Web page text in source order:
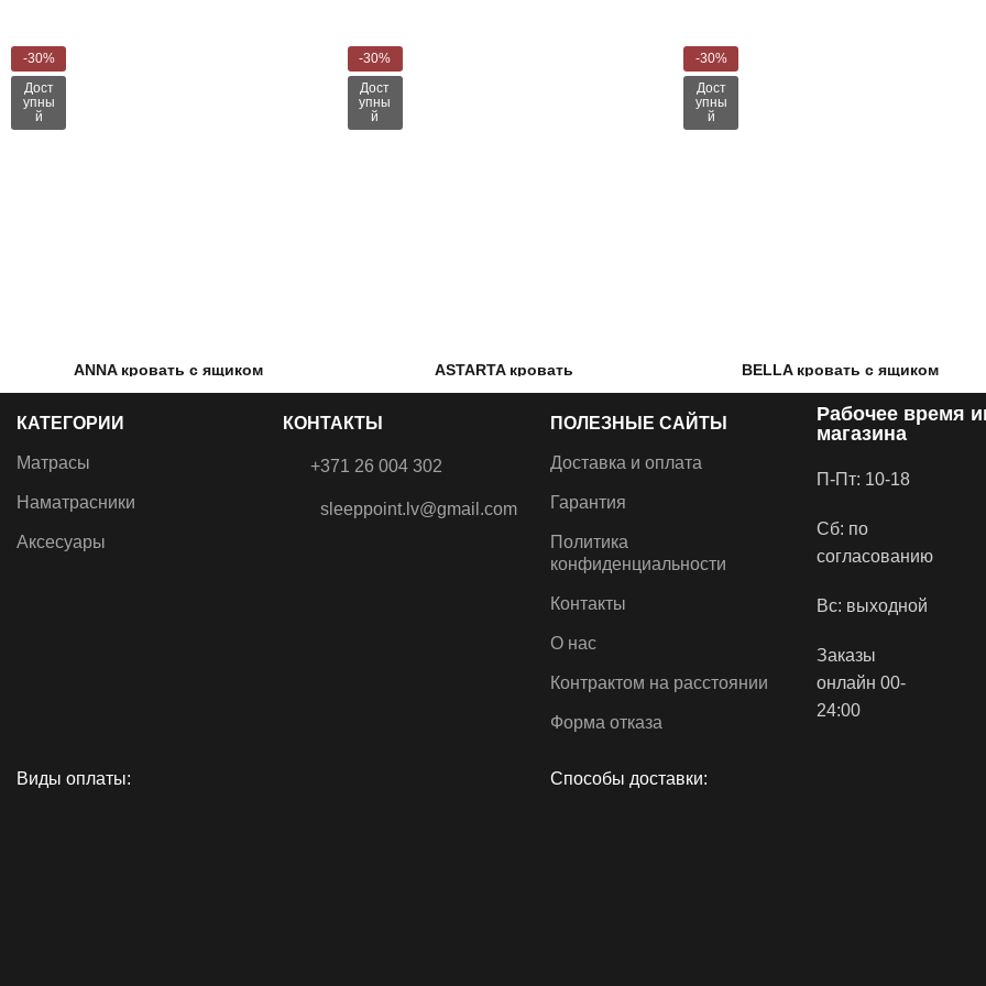
-30%
Дост
упны
й
ANNA кровать с ящиком
€589.00
Тканевая кровать с бельевым
ящиком и подъемными
-30%
Дост
упны
й
ASTARTA кровать
435.00
Подъемный механизм, Газовые
амортизаторы, Металлическая
для белья, Металлического цвета
-30%
Дост
упны
й
BELLA кровать с ящиком
639.00 – €929.00
Тканевая кровать с ящиком для
механизмами.
КАТЕГОРИИ
Матрасы
Наматрасники
Аксесуары
КОНТАКТЫ
+371 26 004 302
sleeppoint.lv@gmail.com
ПОЛЕЗНЫЕ САЙТЫ
Доставка и оплата
Гарантия
Политика
конфиденциальности
Контакты
О нас
Контрактом на расстоянии
Форма отказа
Рабочее время
магазина
П-Пт: 10-18
Сб: по
согласованию
Вс: выходной
Заказы
онлайн 00-
24:00
Виды оплаты: Способы доставки: